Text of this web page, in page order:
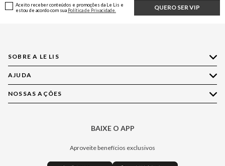
QUERO SER VIP
Aceito receber conteúdos e promoções da Le Lis e
estou de acordo com sua Política de Privacidade.
SOBRE A LE LIS
Quem Somos
Nossas Lojas
Política de Privacidade
AJUDA
Compre pelo WhatsApp
Central de Relacionamento
NOSSAS AÇÕES
BAIXE O APP
Aproveite benefícios exclusivos